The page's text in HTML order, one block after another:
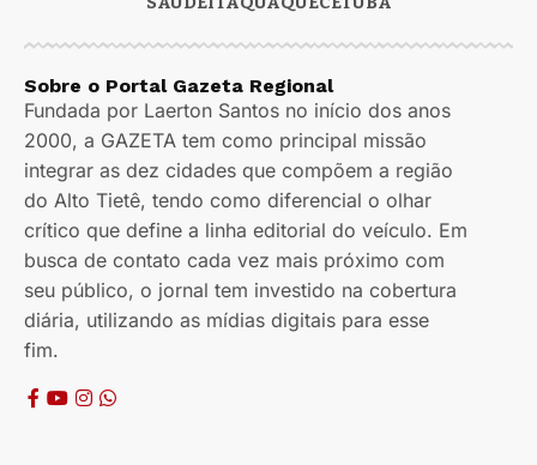
Sobre o Portal Gazeta Regional
Fundada por Laerton Santos no início dos anos
2000, a GAZETA tem como principal missão
integrar as dez cidades que compõem a região
do Alto Tietê, tendo como diferencial o olhar
crítico que define a linha editorial do veículo. Em
busca de contato cada vez mais próximo com
seu público, o jornal tem investido na cobertura
diária, utilizando as mídias digitais para esse
fim.